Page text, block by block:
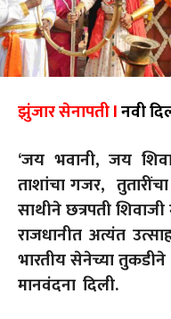
झुंजार सेनापती lनवी
‘जय भवानी,जय
ताशांचा गजर,
साथीने छत्रपती
राजधानीत अत्यंत
भारतीय सेनेच्या तुकडीने
मानवंदना दिली.